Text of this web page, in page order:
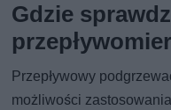
Gdzie
Przepływowy
możliwości